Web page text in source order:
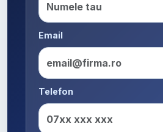
Email
Telefon